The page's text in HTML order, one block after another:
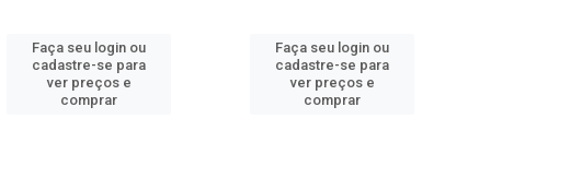
Faça seu login ou
cadastre-se para
ver preços e
comprar
Faça seu login ou
cadastre-se para
ver preços e
comprar